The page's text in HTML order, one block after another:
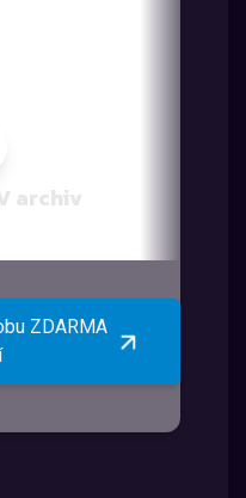
archiv
ZDARMA